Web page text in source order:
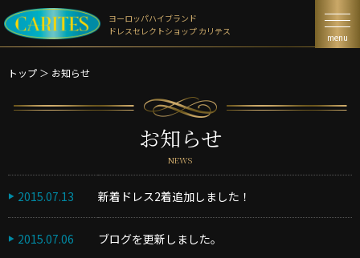
ヨーロッパハイブランド
ドレスセレクトショップ カリテス
menu
トップ ＞ お知らせ
お知らせ
NEWS
2015.07.13 新着ドレス2着追加しました！
2015.07.06 ブログを更新しました。